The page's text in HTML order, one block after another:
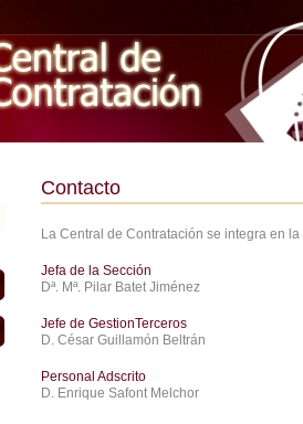
Contacto
La Central de Contratación se integra en
Jefa de la Sección
Dª. Mª. Pilar Batet Jiménez
Jefe de GestionTerceros
D. César Guillamón Beltrán
Personal Adscrito
D. Enrique Safont Melchor